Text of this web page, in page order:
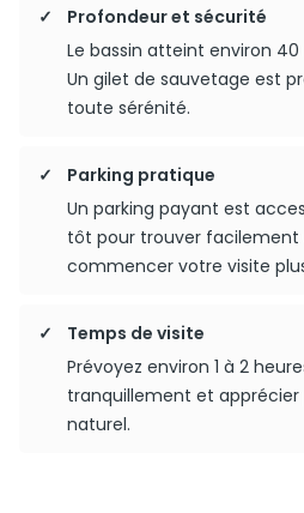
Profondeur et sécurité
Le bassin atteint environ
Un gilet de sauvetage est
toute sérénité.
Parking pratique
Un parking payant est
tôt pour trouver facilement
commencer votre visite
Temps de visite
Prévoyez environ 1 à 2
tranquillement et
naturel.